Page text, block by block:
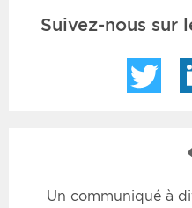
Suivez-nous sur
Un communiqué à